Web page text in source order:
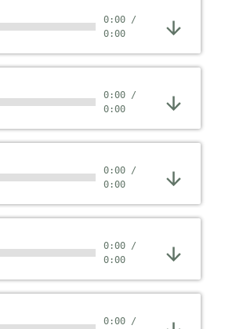
0:00 /
0:00
0:00 /
0:00
0:00 /
0:00
0:00 /
0:00
0:00 /